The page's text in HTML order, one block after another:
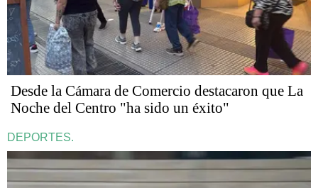
Desde la Cámara de Comercio destacaron que La
Noche del Centro "ha sido un éxito"
DEPORTES.